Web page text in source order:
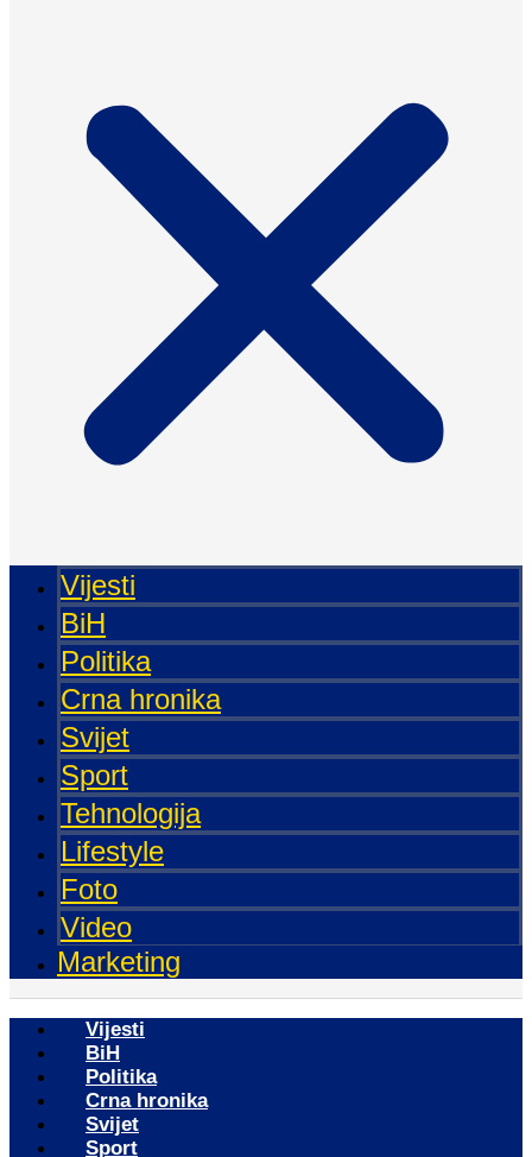
Vijesti
BiH
Politika
Crna hronika
Svijet
Sport
Tehnologija
Lifestyle
Foto
Video
Marketing
Vijesti
BiH
Politika
Crna hronika
Svijet
Sport